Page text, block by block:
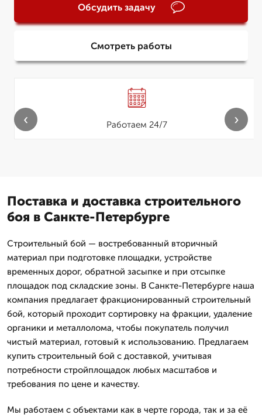
Обсудить задачу
Смотреть работы
Работаем 24/7
‹ ›
Поставка и доставка строительного
боя в Санкте-Петербурге
Строительный бой — востребованный вторичный
материал при подготовке площадки, устройстве
временных дорог, обратной засыпке и при отсыпке
площадок под складские зоны. В Санкте-Петербурге наша
компания предлагает фракционированный строительный
бой, который проходит сортировку на фракции, удаление
органики и металлолома, чтобы покупатель получил
чистый материал, готовый к использованию. Предлагаем
купить строительный бой с доставкой, учитывая
потребности стройплощадок любых масштабов и
требования по цене и качеству.
Мы работаем с объектами как в черте города, так и за её